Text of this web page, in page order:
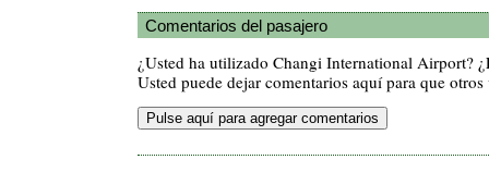
Comentarios del pasajero
¿Usted ha utilizado Changi International Airport?
Usted puede dejar comentarios aquí para que